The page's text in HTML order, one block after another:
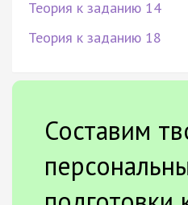
Теория к заданию 14
Теория к заданию 18
Составим